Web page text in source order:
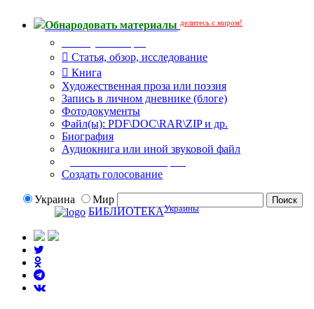
Обнародовать материалы делитесь с миром!
Статья, обзор, исследование
Книга
Художественная проза или поэзия
Запись в личном дневнике (блоге)
Фотодокументы
Файл(ы): PDF\DOC\RAR\ZIP и др.
Биография
Аудиокнига или иной звуковой файл
Создать голосование
Украина
Мир
БИБЛИОТЕКАУкраины